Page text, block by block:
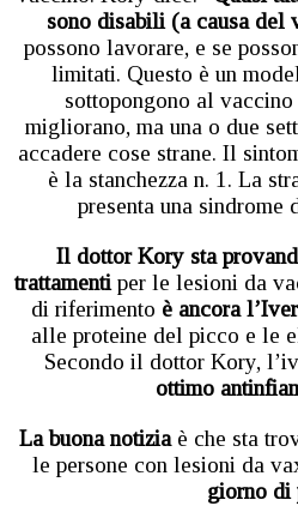
sono disabili (a causa del
possono lavorare, e se
limitati. Questo è un
sottopongono al
migliorano, ma una o due
accadere cose strane. Il
è la stanchezza n. 1. La
presenta una sindrome
Il dottor Kory sta
trattamentiper le lesioni da
di riferimento è ancora
alle proteine del picco e le
Secondo il dottor Kory,
ottimo
La buona notizia è che sta
le persone con lesioni da
giorno di